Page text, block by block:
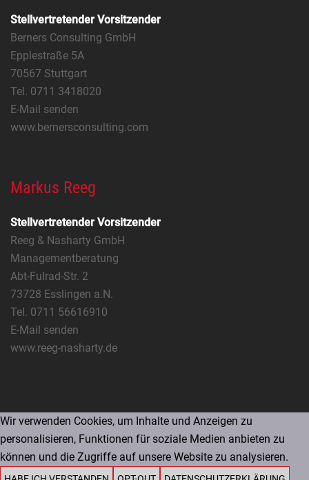
Stellvertretender Vorsitzender
Berners Consulting GmbH
Epplestraße 5A
70567 Stuttgart
Tel. 0711 3418020
E-Mail senden
www.bernersconsulting.com
Markus Reeg
Stellvertretender Vorsitzender
Reeg & Nasharty GmbH
Managementberatung
Abt-Fulrad-Str. 2
73728 Esslingen a.N.
Tel. 0711 56616910
E-Mail senden
www.reeg-nasharty.de
Wir verwenden Cookies, um Inhalte und Anzeigen zu
personalisieren, Funktionen für soziale Medien anbieten zu
können und die Zugriffe auf unsere Website zu analysieren.